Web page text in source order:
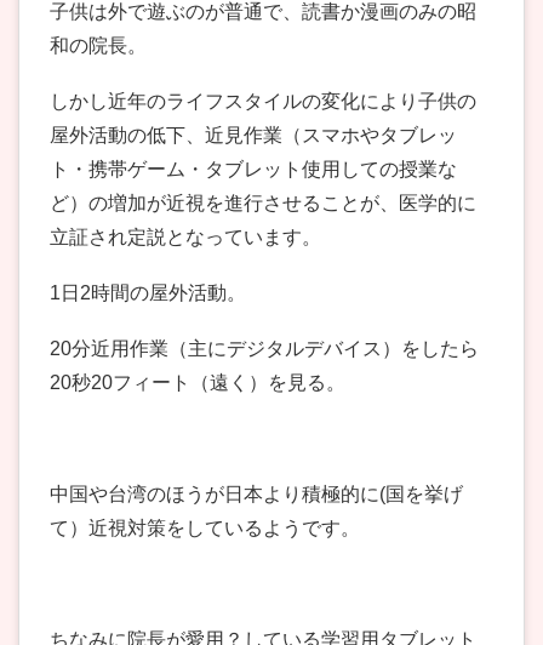
子供は外で遊ぶのが普通で、読書か漫画のみの昭
和の院長。
しかし近年のライフスタイルの変化により子供の
屋外活動の低下、近見作業（スマホやタブレッ
ト・携帯ゲーム・タブレット使用しての授業な
ど）の増加が近視を進行させることが、医学的に
立証され定説となっています。
1日2時間の屋外活動。
20分近用作業（主にデジタルデバイス）をしたら
20秒20フィート（遠く）を見る。
中国や台湾のほうが日本より積極的に(国を挙げ
て）近視対策をしているようです。
ちなみに院長が愛用？している学習用タブレット